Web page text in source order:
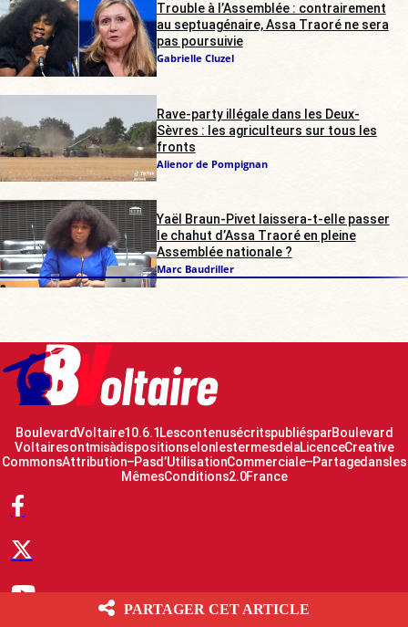
Trouble à l’Assemblée : contrairement
au septuagénaire, Assa Traoré ne sera
pas poursuivie
Gabrielle Cluzel
Rave-party illégale dans les Deux-
Sèvres : les agriculteurs sur tous les
fronts
Alienor de Pompignan
Yaël Braun-Pivet laissera-t-elle passer
le chahut d’Assa Traoré en pleine
Assemblée nationale ?
Marc Baudriller
Boulevard Voltaire 10.6.1 Les contenus écrits publiés par Boulevard
Voltaire sont mis à disposition selon les termes de la Licence Creative
Commons Attribution – Pas d’Utilisation Commerciale – Partage dans les
Mêmes Conditions 2.0 France
PARTAGER CET ARTICLE